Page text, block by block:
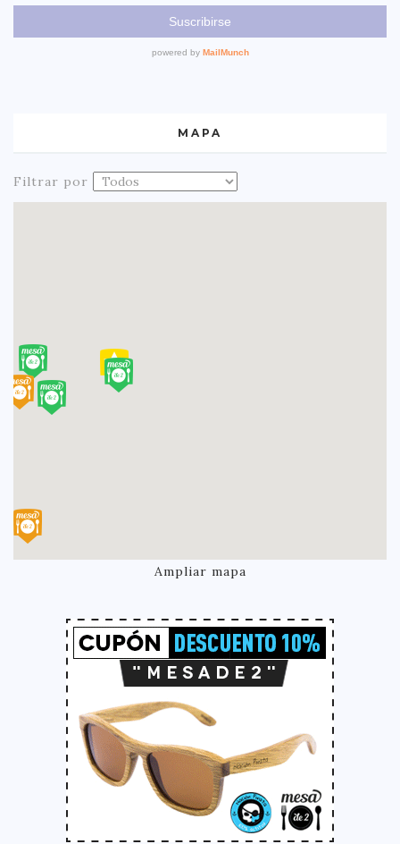
MAPA
Filtrar por
Ampliar mapa